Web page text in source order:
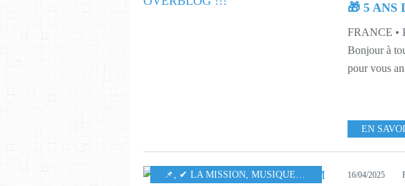
FRANCE •
Bonjour à
pour vous
EN
​​​​​​​📌 , ✔ LA MISSION, MUSIQUE, 516 517 520
16/04/2025